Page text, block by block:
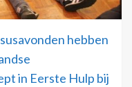
hebben
in Eerste Hulp bij